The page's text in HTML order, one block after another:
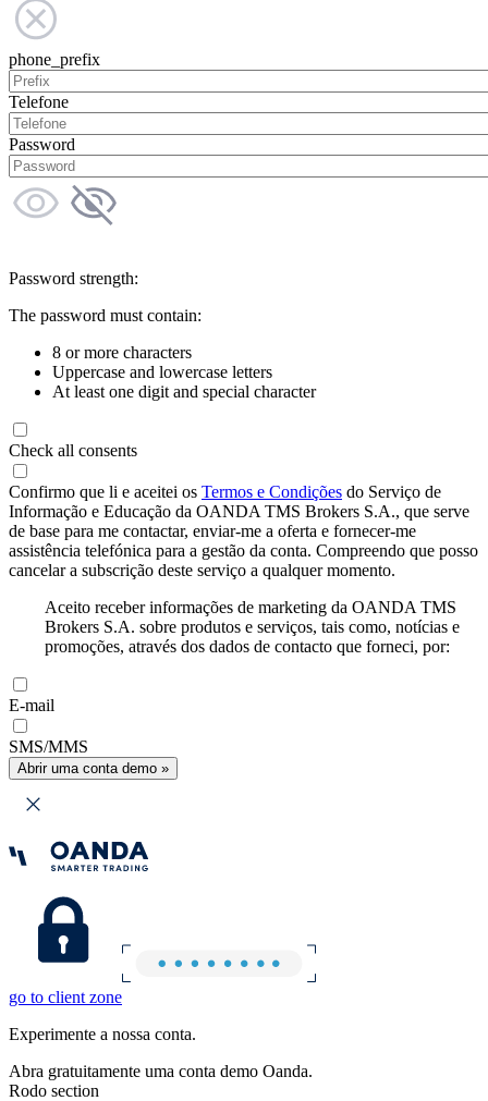
phone_prefix
Telefone
Password
Password strength:
The password must contain:
8 or more characters
Uppercase and lowercase letters
At least one digit and special character
Check all consents
Confirmo que li e aceitei os Termos e Condições do Serviço de
Informação e Educação da OANDA TMS Brokers S.A., que serve
de base para me contactar, enviar-me a oferta e fornecer-me
assistência telefónica para a gestão da conta. Compreendo que posso
cancelar a subscrição deste serviço a qualquer momento.
Aceito receber informações de marketing da OANDA TMS
Brokers S.A. sobre produtos e serviços, tais como, notícias e
promoções, através dos dados de contacto que forneci, por:
E-mail
SMS/MMS
Abrir uma conta demo »
go to client zone
Experimente a nossa conta.
Abra gratuitamente uma conta demo Oanda.
Rodo section